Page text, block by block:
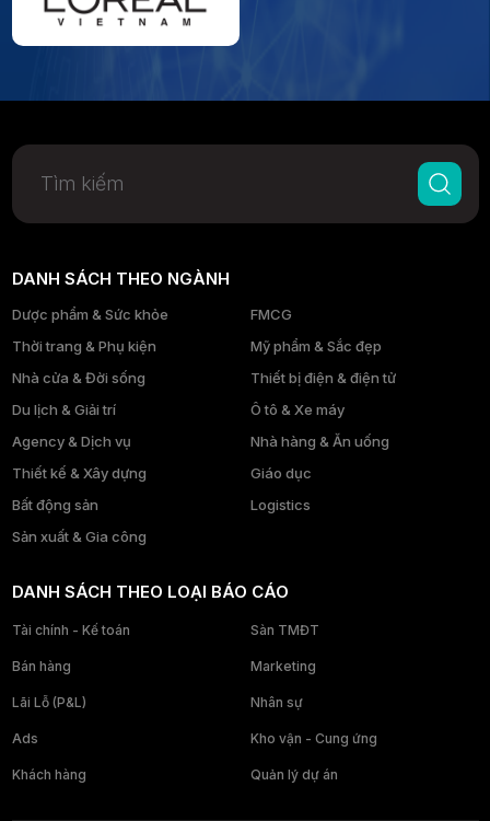
DANH SÁCH THEO NGÀNH
Dược phẩm & Sức khỏe
FMCG
Thời trang & Phụ kiện
Mỹ phẩm & Sắc đẹp
Nhà cửa & Đời sống
Thiết bị điện & điện tử
Du lịch & Giải trí
Ô tô & Xe máy
Agency & Dịch vụ
Nhà hàng & Ăn uống
Thiết kế & Xây dựng
Giáo dục
Bất động sản
Logistics
Sản xuất & Gia công
DANH SÁCH THEO LOẠI BÁO CÁO
Tài chính - Kế toán Sàn TMĐT
Bán hàng Marketing
Lãi Lỗ (P&L) Nhân sự
Ads Kho vận - Cung ứng
Khách hàng Quản lý dự án